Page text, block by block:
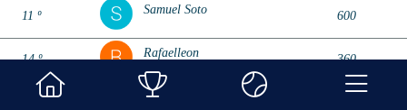
11 º Samuel Soto 600
14 º Rafaelleon 360
Abraham diaz